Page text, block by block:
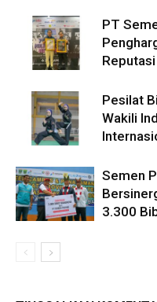
PT
Pesilat
Wakili
Semen
3.300